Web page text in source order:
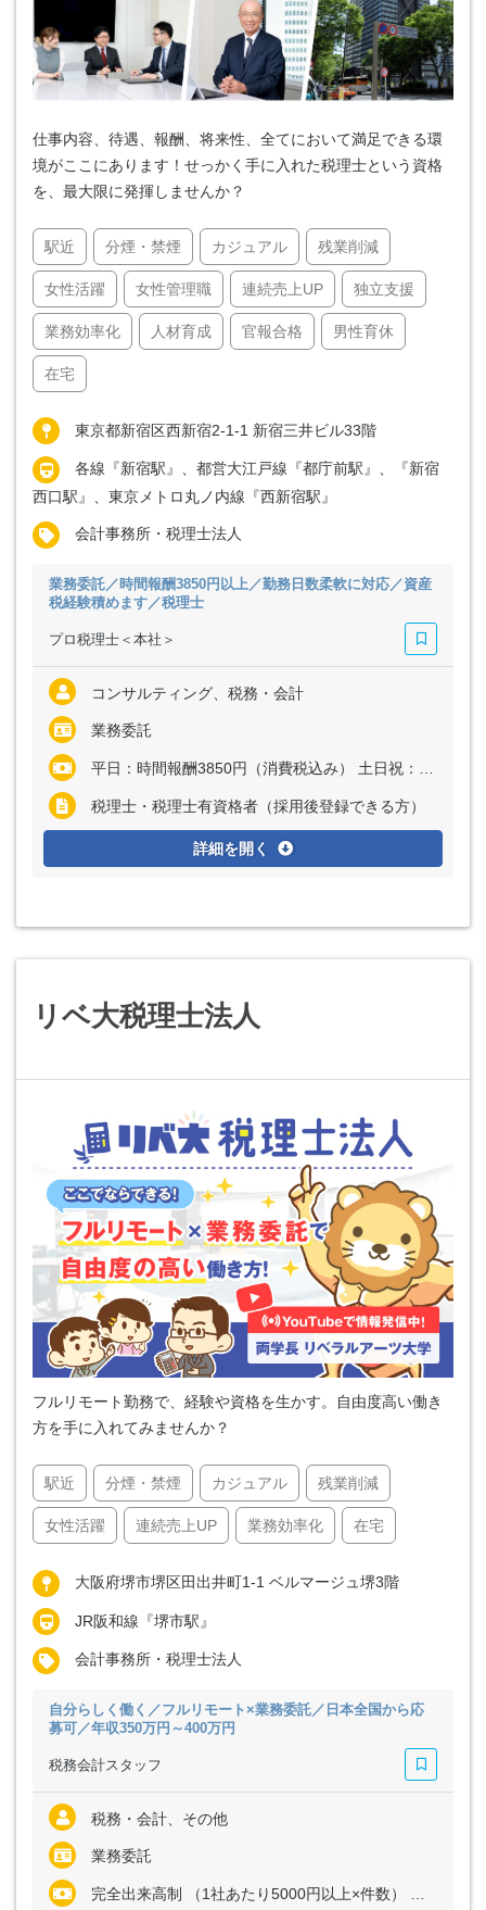
仕事内容、待遇、報酬、将来性、全てにおいて満足できる環
境がここにあります！せっかく手に入れた税理士という資格
を、最大限に発揮しませんか？
駅近 分煙・禁煙 カジュアル 残業削減
女性活躍 女性管理職 連続売上UP 独立支援
業務効率化 人材育成 官報合格 男性育休
在宅
東京都新宿区西新宿2-1-1 新宿三井ビル33階
各線『新宿駅』、都営大江戸線『都庁前駅』、『新宿
西口駅』、東京メトロ丸ノ内線『西新宿駅』
会計事務所・税理士法人
業務委託／時間報酬3850円以上／勤務日数柔軟に対応／資産
税経験積めます／税理士
プロ税理士＜本社＞
コンサルティング、税務・会計
業務委託
平日：時間報酬3850円（消費税込み） 土日祝：時間報酬3960円（消費税込み）
税理士・税理士有資格者（採用後登録できる方）
詳細を開く
リベ大税理士法人
フルリモート勤務で、経験や資格を生かす。自由度高い働き
方を手に入れてみませんか？
駅近 分煙・禁煙 カジュアル 残業削減
女性活躍 連続売上UP 業務効率化 在宅
大阪府堺市堺区田出井町1-1 ベルマージュ堺3階
JR阪和線『堺市駅』
会計事務所・税理士法人
自分らしく働く／フルリモート×業務委託／日本全国から応
募可／年収350万円～400万円
税務会計スタッフ
税務・会計、その他
業務委託
完全出来高制 （1社あたり5000円以上×件数） ※経験・能力に応じて、単価は変動します ※初月は5社程度からスタートし、慣れてきたらおおむね月40社～60社ほどの担当件数を想定しています （月額報酬3万円～30万円程度を予定） ※毎月継続的に業務が発生する仕組みを採用しています